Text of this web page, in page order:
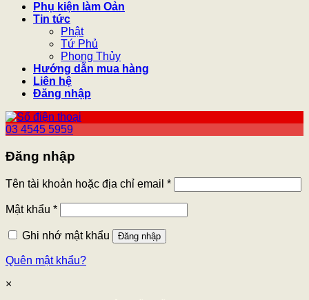
Phụ kiện làm Oản
Tin tức
Phật
Tứ Phủ
Phong Thủy
Hướng dẫn mua hàng
Liên hệ
Đăng nhập
03 4545 5959
Đăng nhập
Tên tài khoản hoặc địa chỉ email *
Mật khẩu *
Ghi nhớ mật khẩu Đăng nhập
Quên mật khẩu?
×